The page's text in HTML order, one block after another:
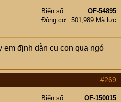
Biển số
OF-54895
Động cơ
501,989 Mã lực
em định dẫn cu con qua ngó
#269
Biển số
OF-150015